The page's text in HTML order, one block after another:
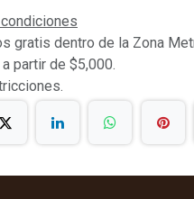
gratis dentro de la Zona
a partir de $5,000.